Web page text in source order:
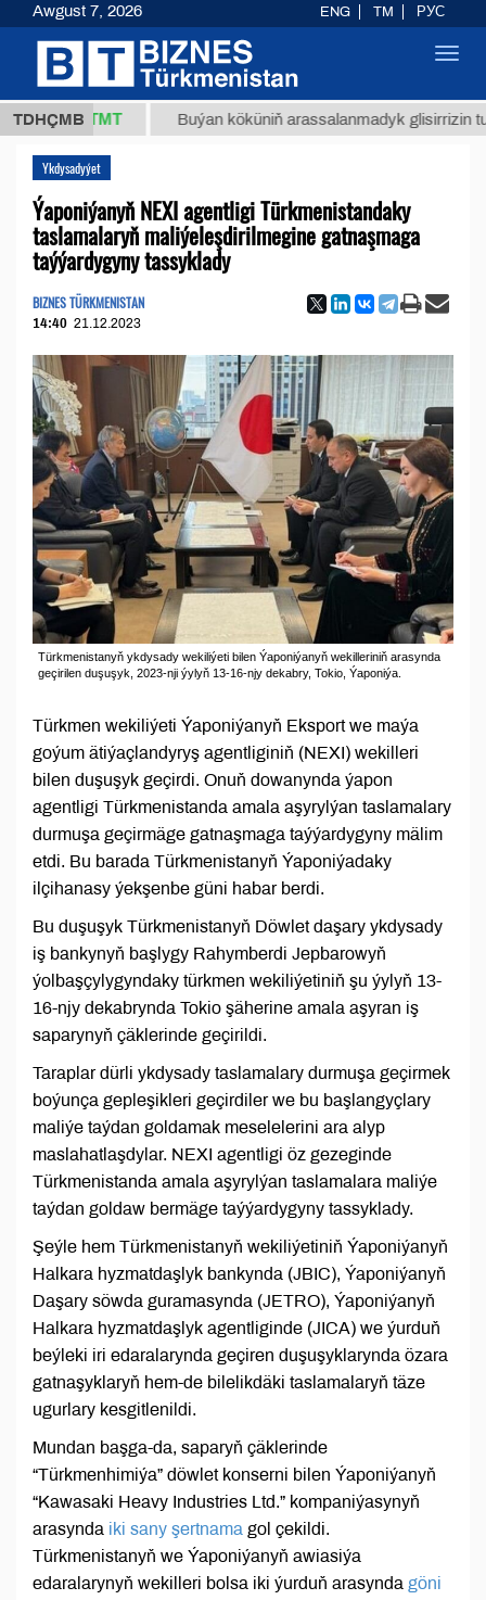
TDHÇMB
ТМТ Buýan köküniň arassalanmadyk glisirrizin turşusy
Ykdysadyýet
Ýaponiýanyň NEXI agentligi Türkmenistandaky
taslamalaryň maliýeleşdirilmegine gatnaşmaga
taýýardygyny tassyklady
BIZNES TÜRKMENISTAN
14:40 21.12.2023
Türkmenistanyň ykdysady wekiliýeti bilen Ýaponiýanyň wekilleriniň arasynda
geçirilen duşuşyk, 2023-nji ýylyň 13-16-njy dekabry, Tokio, Ýaponiýa.
Türkmen wekiliýeti Ýaponiýanyň Eksport we maýa
goýum ätiýaçlandyryş agentliginiň (NEXI) wekilleri
bilen duşuşyk geçirdi. Onuň dowanynda ýapon
agentligi Türkmenistanda amala aşyrylýan taslamalary
durmuşa geçirmäge gatnaşmaga taýýardygyny mälim
etdi. Bu barada Türkmenistanyň Ýaponiýadaky
ilçihanasy ýekşenbe güni habar berdi.
Bu duşuşyk Türkmenistanyň Döwlet daşary ykdysady
iş bankynyň başlygy Rahymberdi Jepbarowyň
ýolbaşçylygyndaky türkmen wekiliýetiniň şu ýylyň 13-
16-njy dekabrynda Tokio şäherine amala aşyran iş
saparynyň çäklerinde geçirildi.
Taraplar dürli ykdysady taslamalary durmuşa geçirmek
boýunça gepleşikleri geçirdiler we bu başlangyçlary
maliýe taýdan goldamak meselelerini ara alyp
maslahatlaşdylar. NEXI agentligi öz gezeginde
Türkmenistanda amala aşyrylýan taslamalara maliýe
taýdan goldaw bermäge taýýardygyny tassyklady.
Şeýle hem Türkmenistanyň wekiliýetiniň Ýaponiýanyň
Halkara hyzmatdaşlyk bankynda (JBIC), Ýaponiýanyň
Daşary söwda guramasynda (JETRO), Ýaponiýanyň
Halkara hyzmatdaşlyk agentliginde (JICA) we ýurduň
beýleki iri edaralarynda geçiren duşuşyklarynda özara
gatnaşyklaryň hem-de bilelikdäki taslamalaryň täze
ugurlary kesgitlenildi.
Mundan başga-da, saparyň çäklerinde
“Türkmenhimiýa” döwlet konserni bilen Ýaponiýanyň
“Kawasaki Heavy Industries Ltd.” kompaniýasynyň
arasynda iki sany şertnama gol çekildi.
Türkmenistanyň we Ýaponiýanyň awiasiýa
edaralarynyň wekilleri bolsa iki ýurduň arasynda göni
Awgust 7, 2026 ENG TM РУС